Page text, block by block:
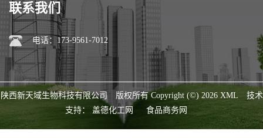
联系我们
电话：173-9561-7012
陕西新天域生物科技有限公司 版权所有 Copyright (©) 2026 XML
技术
支持： 盖德化工网 食品商务网